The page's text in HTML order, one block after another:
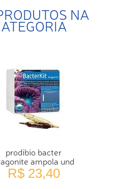
NA
prodibio bacter
ampola und
R$ 23,40